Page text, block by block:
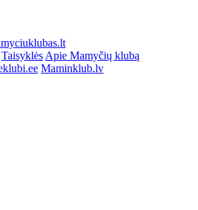
Taisyklės Apie Mamyčių klubą
Maminklub.lv